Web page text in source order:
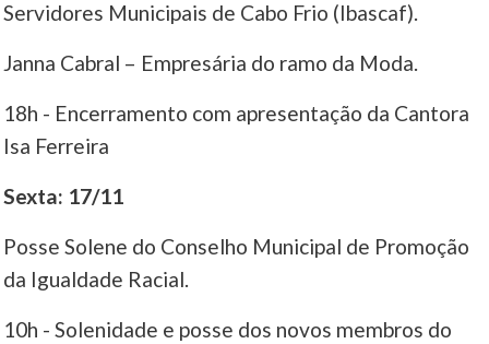
Servidores Municipais de Cabo Frio (Ibascaf).
Janna Cabral – Empresária do ramo da Moda.
18h - Encerramento com apresentação da Cantora
Isa Ferreira
Sexta: 17/11
Posse Solene do Conselho Municipal de Promoção
da Igualdade Racial.
10h - Solenidade e posse dos novos membros do